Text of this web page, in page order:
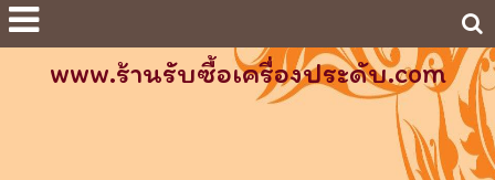
www.ร้านรับซื้อเครื่องประดับ.com